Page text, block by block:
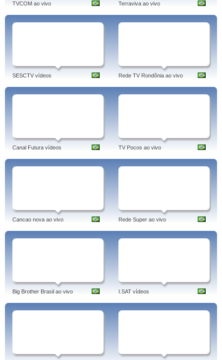
TVCOM ao vivo Terraviva ao vivo
SESCTV vídeos Rede TV Rondônia ao vivo
Canal Futura vídeos TV Pocos ao vivo
Cancao nova ao vivo Rede Super ao vivo
Big Brother Brasil ao vivo I.SAT vídeos